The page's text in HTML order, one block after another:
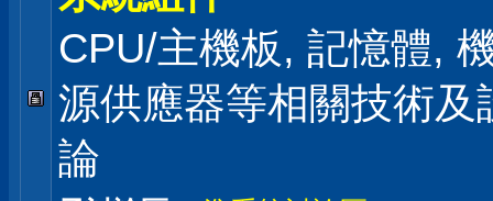
CPU/主機板, 記憶體,
源供應器等相關技術及
論